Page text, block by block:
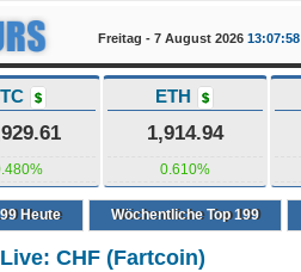
Freitag - 7 August 2026 13:07:59
$ ETH $
1,914.94
0.610%
Heute Wöchentliche Top 199
CHF (Fartcoin)